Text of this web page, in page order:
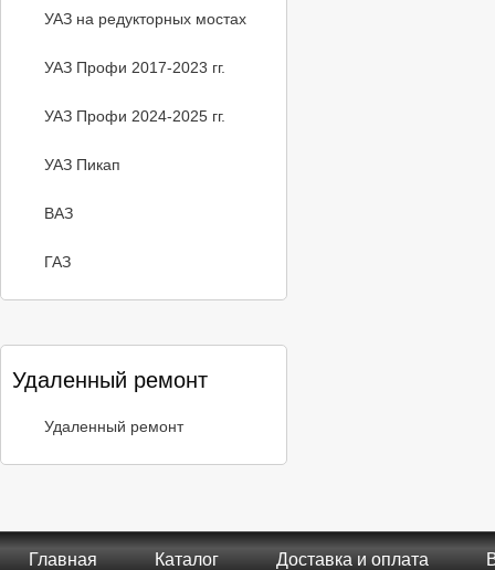
УАЗ на редукторных мостах
УАЗ Профи 2017-2023 гг.
УАЗ Профи 2024-2025 гг.
УАЗ Пикап
ВАЗ
ГАЗ
Удаленный ремонт
Удаленный ремонт
Главная Каталог Доставка и оплата